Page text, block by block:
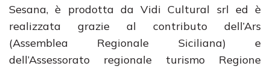
Sesana, è prodotta da Vidi Cultural srl ed è
realizzata grazie al contributo dell’Ars
(Assemblea Regionale Siciliana) e
dell’Assessorato regionale turismo Regione